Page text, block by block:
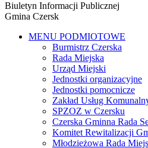
Biuletyn Informacji Publicznej
Gmina Czersk
MENU PODMIOTOWE
Burmistrz Czerska
Rada Miejska
Urząd Miejski
Jednostki organizacyjne
Jednostki pomocnicze
Zakład Usług
SPZOZ w Czersku
Czerska Gminna Rada
Komitet Rewitalizacji
Młodzieżowa Rada